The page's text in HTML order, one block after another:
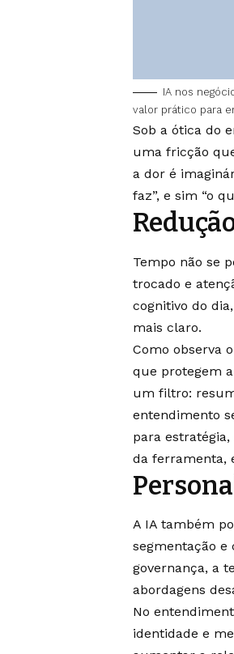
IA nos
valor prático para
Sob a ótica do
uma fricção
a dor é
faz”, e sim “o
Tempo não se
trocado e
cognitivo do
mais claro.
Como observa
que protegem
um filtro:
entendimento
para
da ferramenta,
A IA também
segmentação e
governança, a
abordagens
No
identidade e